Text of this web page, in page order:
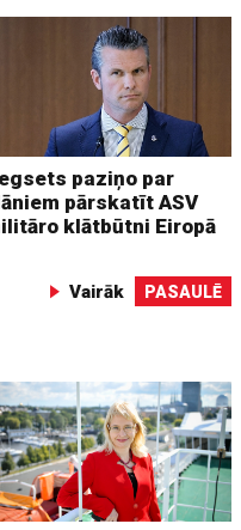
paziņo par
pārskatīt ASV
klātbūtni Eiropā
Vairāk PASAULĒ